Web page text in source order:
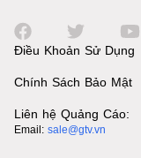
Điều Khoản Sử Dụng
Chính Sách Bảo Mật
Liên hệ Quảng Cáo:
Email: sale@gtv.vn